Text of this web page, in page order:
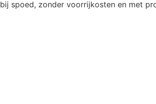
spoed, zonder voorrijkosten en met